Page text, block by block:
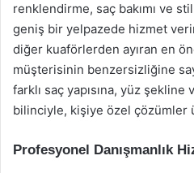
renklendirme, saç bakımı ve stil
geniş bir yelpazede hizmet
diğer kuaförlerden ayıran en
müşterisinin benzersizliğine
farklı saç yapısına, yüz
bilinciyle, kişiye özel çözümler
Profesyonel Danışmanlık